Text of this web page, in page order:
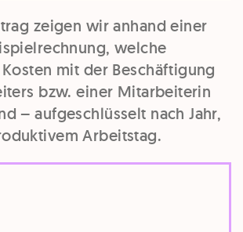
zeigen wir anhand einer
welche
mit der Beschäftigung
bzw. einer Mitarbeiterin
– aufgeschlüsselt nach Jahr,
Arbeitstag.